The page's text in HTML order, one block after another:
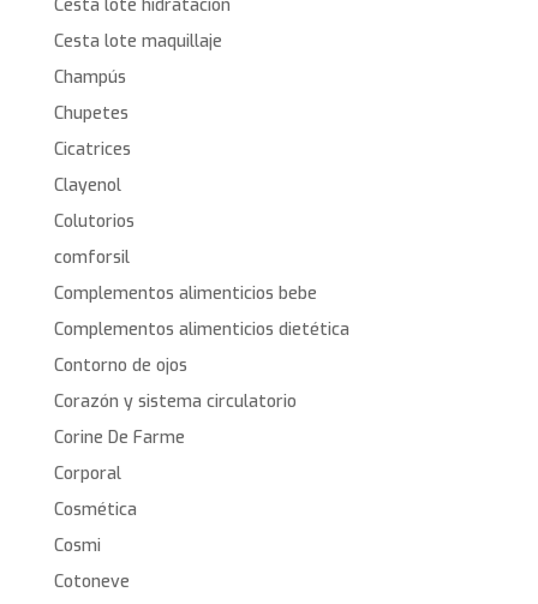
Cesta lote hidratación
Cesta lote maquillaje
Champús
Chupetes
Cicatrices
Clayenol
Colutorios
comforsil
Complementos alimenticios bebe
Complementos alimenticios dietética
Contorno de ojos
Corazón y sistema circulatorio
Corine De Farme
Corporal
Cosmética
Cosmi
Cotoneve